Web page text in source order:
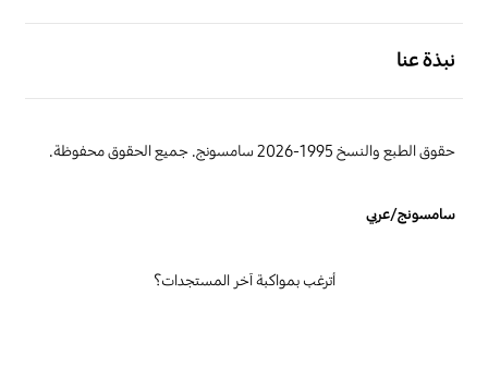
نبذة عنا
حقوق الطبع والنسخ 1995-2026 سامسونج. جميع الحقوق محفوظة.
سامسونج/عربي
أترغب بمواكبة آخر المستجدات؟